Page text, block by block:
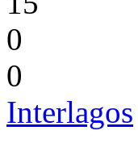
0
0
Interlagos